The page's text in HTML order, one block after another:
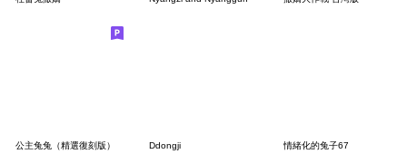
公主兔兔（精選復刻版） Ddongji 情緒化的兔子67